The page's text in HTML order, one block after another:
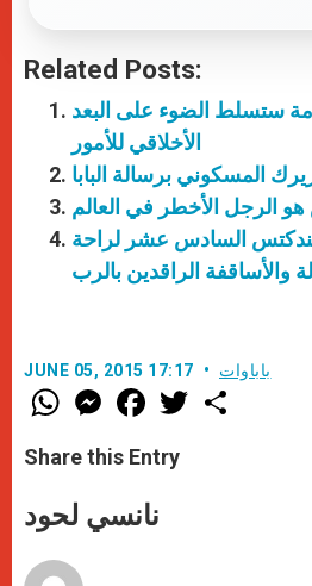
Related Posts:
ستسلط الضوء على البعد
الأخلاقي للأمور
المسكوني برسالة البابا
السادس عشر لراحة
والأساقفة الراقدين بالرب
JUNE 05, 2015 17:17 باباوات
W
h
t
s
p
p
M
e
s
e
e
F
a
e
b
o
k
w
Share this Entry
نانسي لحود